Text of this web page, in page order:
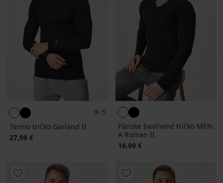
5
Termo tričko Garland II
27,99 €
Pánske bavlnené tričko MEN-
A Roman II
16,99 €